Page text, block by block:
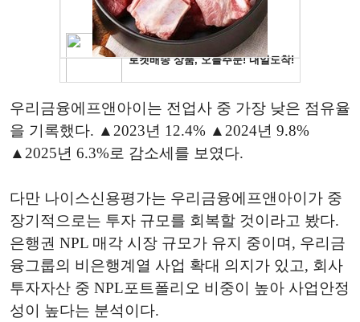
우리금융에프앤아이는 전업사 중 가장 낮은 점유율
을 기록했다. ▲2023년 12.4% ▲2024년 9.8%
▲2025년 6.3%로 감소세를 보였다.
다만 나이스신용평가는 우리금융에프앤아이가 중
장기적으로는 투자 규모를 회복할 것이라고 봤다.
은행권 NPL 매각 시장 규모가 유지 중이며, 우리금
융그룹의 비은행계열 사업 확대 의지가 있고, 회사
투자자산 중 NPL포트폴리오 비중이 높아 사업안정
성이 높다는 분석이다.